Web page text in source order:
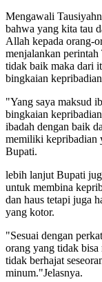
Mengawali
bahwa yang kita tau
Allah kepada orang-
menjalankan
tidak baik maka dari
bingkaian
"Yang saya maksud
bingkaian
ibadah dengan baik
memiliki kepribadian
Bupati.
lebih lanjut Bupati
untuk membina
dan haus tetapi juga
yang kotor.
"Sesuai dengan
orang yang tidak bisa
tidak berhajat
minum."Jelasnya.